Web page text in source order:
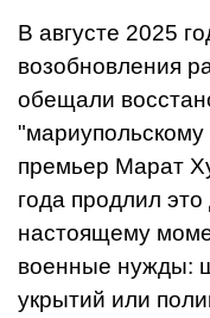
В августе 2025
возобновления
обещали
премьер Марат
года продлил
настоящему
военные нужды:
укрытий или